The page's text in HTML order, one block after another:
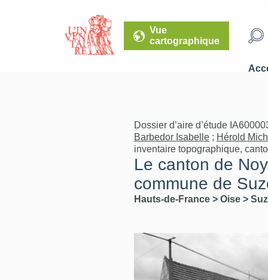
Vue
cartographique
Dossier d’aire d’étude
Barbedor Isabelle ; Hérold
inventaire topographique,
Le canton de
commune de
Hauts-de-France > Oise >